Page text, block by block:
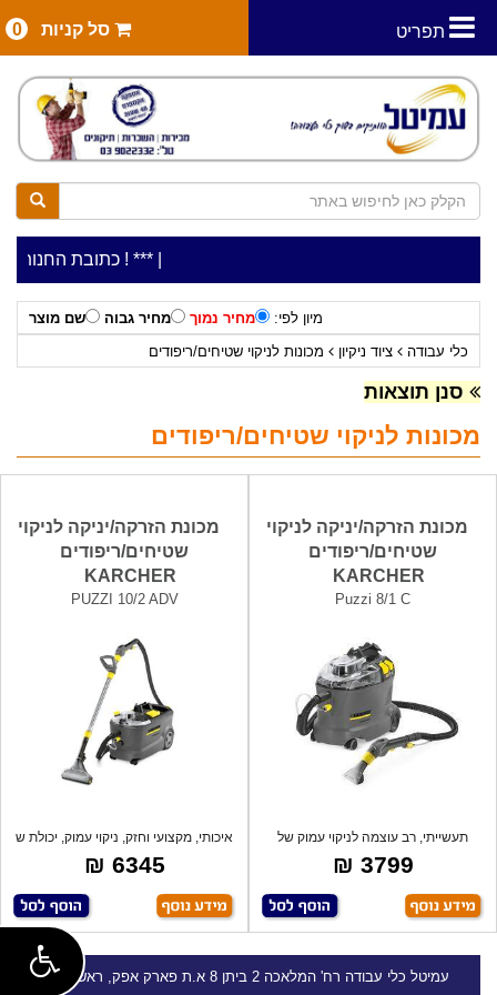
תפריט סל קניות 0
***כתובת החנות: רח' המלאכה 2, ביתן 8 (כניסה ***כלי עבודה להשכרה בתעריף יומי משתלם ! ***
מיון לפי: מחיר נמוך מחיר גבוה
שם מוצר
כלי עבודה
ציוד ניקיון מכונות לניקוי שטיחים/ריפודים
סנן תוצאות
מכונות לניקוי שטיחים/ריפודים
מכונת הזרקה/יניקה לניקוי
שטיחים/ריפודים
KARCHER
Puzzi 8/1 C
תעשייתי, רב עוצמה לניקוי עמוק של
ספות, ש
3799 ₪
מכונת הזרקה/יניקה לניקוי
שטיחים/ריפודים
KARCHER
PUZZI 10/2 ADV
איכותי, מקצועי וחזק, ניקוי עמוק, יכולת ש
6345 ₪
עמיטל כלי עבודה רח' המלאכה 2 ביתן 8 א.ת פארק אפק, ראש העין